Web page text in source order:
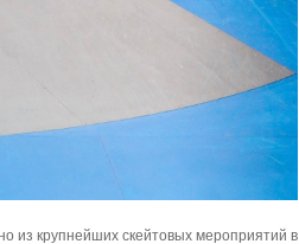
из крупнейших скейтовых мероприятий в